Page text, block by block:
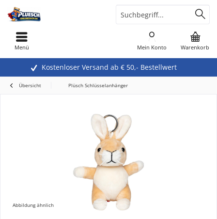
Kostenloser Versand ab € 50,- Bestellwert
Warenkorb
Mein Konto
Menü
Übersicht Plüsch Schlüsselanhänger
Abbildung ähnlich